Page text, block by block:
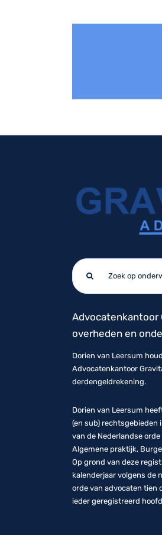
Zoeken
naar:
Advocatenkantoor
overheden en
Dorien van Leersum
Advocatenkantoor
derdengeldrekening.
Dorien van Leersum
(en sub)
van de Nederlandse
Algemene praktijk,
Op grond van deze
kalenderjaar volgens de
orde van advocaten tien
ieder geregistreerd